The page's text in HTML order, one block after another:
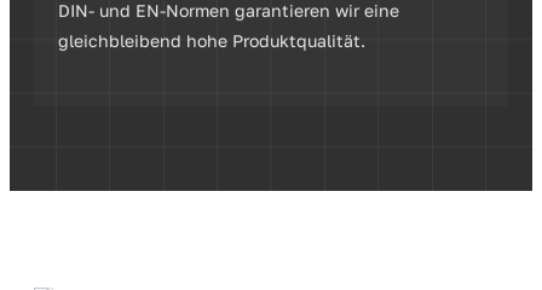
DIN- und EN-Normen garantieren wir eine
gleichbleibend hohe Produktqualität.